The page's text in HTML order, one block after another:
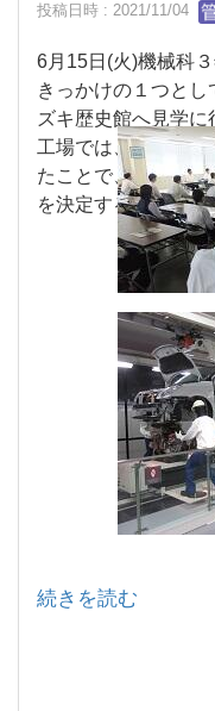
投稿日時 : 2021/11/04
6月15日(火)機械科
きっかけの１つと
ズキ歴史館へ見学
工場では、従業員の
たことで、将来働
を決定するうえで、
続きを読む